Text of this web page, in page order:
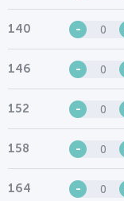
140 -
146 -
152 -
158 -
164 -